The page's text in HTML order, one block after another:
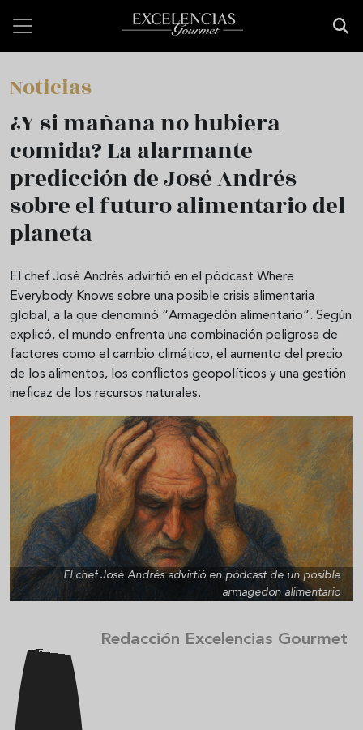
Noticias
¿Y si mañana no hubiera
comida? La alarmante
predicción de José Andrés
sobre el futuro alimentario del
planeta
El chef José Andrés advirtió en el pódcast Where
Everybody Knows sobre una posible crisis alimentaria
global, a la que denominó “Armagedón alimentario”. Según
explicó, el mundo enfrenta una combinación peligrosa de
factores como el cambio climático, el aumento del precio
de los alimentos, los conflictos geopolíticos y una gestión
ineficaz de los recursos naturales.
El chef José Andrés advirtió en pódcast de un posible
armagedon alimentario
Redacción Excelencias Gourmet